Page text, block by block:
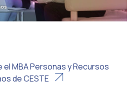
MBA Personas y Recursos
de CESTE